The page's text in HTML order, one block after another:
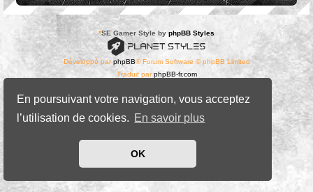
En poursuivant votre navigation, vous acceptez
l’utilisation de cookies. En savoir plus
OK
*SE Gamer Style by phpBB Styles
Développé parphpBB® Forum Software © phpBB Limited
Traduit parphpBB-fr.com